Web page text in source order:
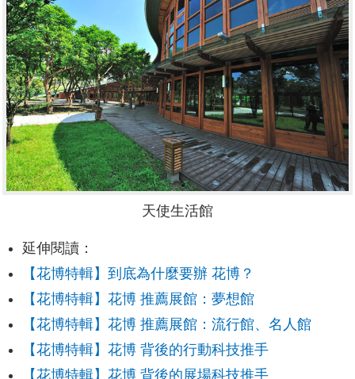
天使生活館
延伸閱讀：
【花博特輯】到底為什麼要辦 花博？
【花博特輯】花博 推薦展館：夢想館
【花博特輯】花博 推薦展館：流行館、名人館
【花博特輯】花博 背後的行動科技推手
【花博特輯】花博 背後的展場科技推手